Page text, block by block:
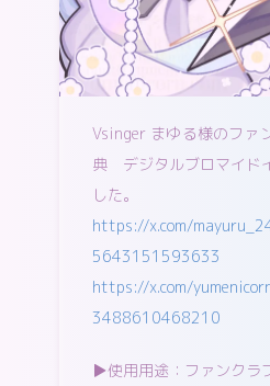
Vsinger まゆる様のファ
典 デジタルブロマイド
した。
https://x.com/
5643151593633
https://x.com/
3488610468210
▶︎使用用途：ファンク